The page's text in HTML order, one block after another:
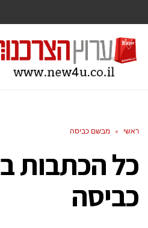
ראשי » מבשם כביסה
כל הכתבות ב
כביסה